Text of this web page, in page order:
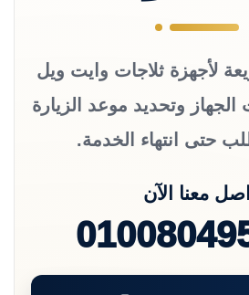
لأجهزة ثلاجات وايت ويل
الجهاز وتحديد موعد الزيارة
حتى انتهاء الخدمة.
معنا الآن